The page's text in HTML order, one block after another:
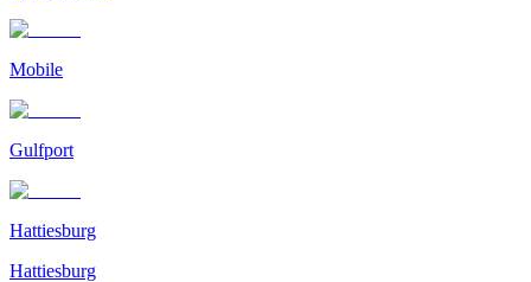
Mobile
Gulfport
Hattiesburg
Hattiesburg